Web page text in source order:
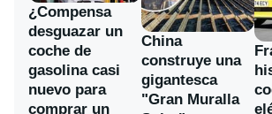
¿Compensa
desguazar un
coche de
gasolina casi
nuevo para
comprar un
China
construye una
gigantesca
"Gran Muralla